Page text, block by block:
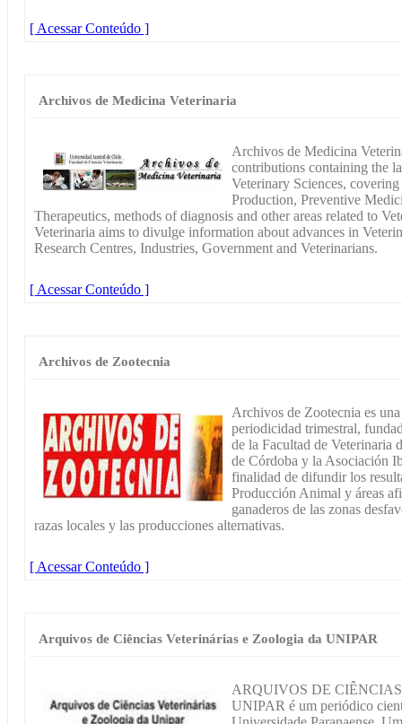
[ Acessar Conteúdo ]
Archivos de Medicina Veterinaria
Archivos de Medicina
contributions containing the
Veterinary Sciences,
Production, Preventive
Therapeutics, methods of diagnosis and other areas related to
Veterinaria aims to divulge information about advances in
Research Centres, Industries, Government and Veterinarians.
[ Acessar Conteúdo ]
Archivos de Zootecnia
Archivos de Zootecnia es
periodicidad trimestral,
de la Facultad de Veterinaria
de Córdoba y la Asociación
finalidad de difundir los
Producción Animal y áreas
ganaderos de las zonas
razas locales y las producciones alternativas.
[ Acessar Conteúdo ]
Arquivos de Ciências Veterinárias e Zoologia da UNIPAR
ARQUIVOS DE
UNIPAR é um periódico